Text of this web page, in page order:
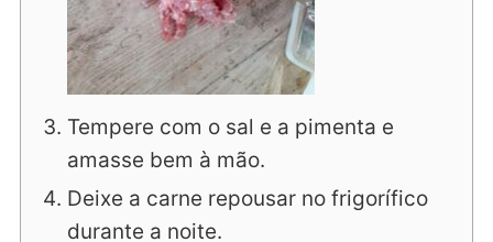
Tempere com o sal e a pimenta e
amasse bem à mão.
Deixe a carne repousar no frigorífico
durante a noite.